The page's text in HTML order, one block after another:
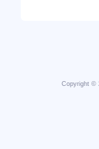
Copyright ©